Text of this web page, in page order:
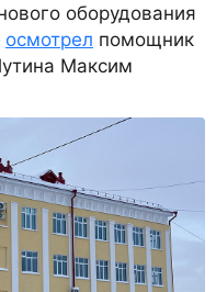
оборудования
осмотрел помощник
Максим